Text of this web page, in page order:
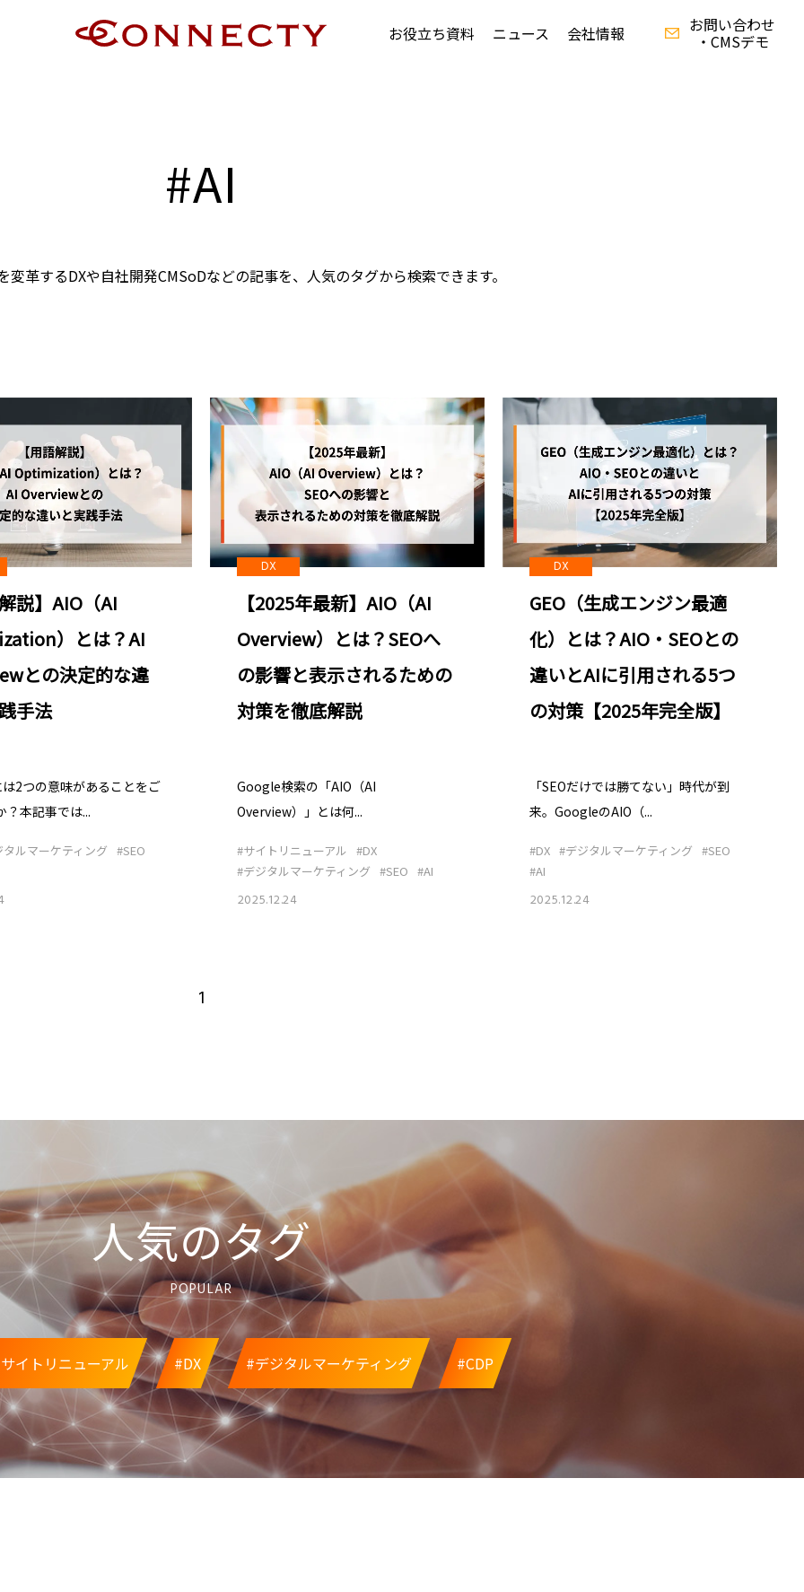
お役立ち資料
ニュース 会社情報 お問い合わせ
・CMSデモ
#AI
変革するDXや自社開発CMSoDなどの記事を、 人気のタグから検索できます。
説】AIO（AI
）とは？AI
との決定的な違
手法
2つの意味があることをご
？本記事では...
タルマーケティング #SEO
DX
【2025年最新】AIO（AI
Overview）とは？SEOへ
の影響と表示されるための
対策を徹底解説
Google検索の「AIO（AI
Overview）」とは何...
#サイトリニューアル #DX
#デジタルマーケティング #SEO #AI
2025.12.24
DX
GEO（生成エンジン最適
化）とは？AIO・SEOとの
違いとAIに引用される5つ
の対策【2025年完全版】
「SEOだけでは勝てない」時代が到
来。GoogleのAIO（...
#DX #デジタルマーケティング #SEO
#AI
2025.12.24
1
人気のタグ
POPULAR
イトリニューアル #DX #デジタルマーケティング #CDP